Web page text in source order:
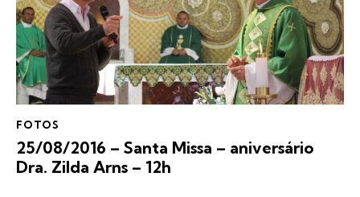
FOTOS
25/08/2016 – Santa Missa – aniversário
Dra. Zilda Arns – 12h